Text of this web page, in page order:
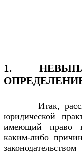
1.
Итак,
юридической
имеющий право
каким-либо